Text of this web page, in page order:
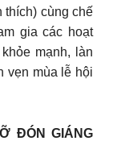
thích) cùng chế
gia các hoạt
mạnh, làn
vẹn mùa lễ hội
ĐÓN GIÁNG